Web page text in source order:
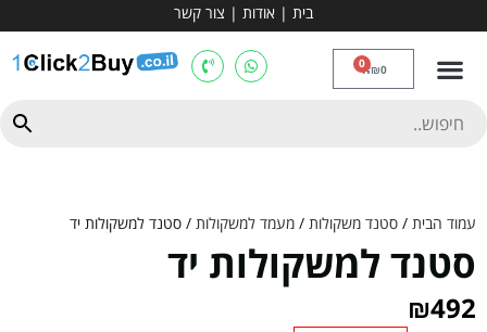
בית | אודות | צור קשר
₪0
0
עמוד הבית / סטנד משקולות / מעמד למשקולות / סטנד למשקולות יד
סטנד למשקולות יד
₪492